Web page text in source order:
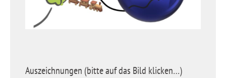
Auszeichnungen (bitte auf das Bild klicken…)